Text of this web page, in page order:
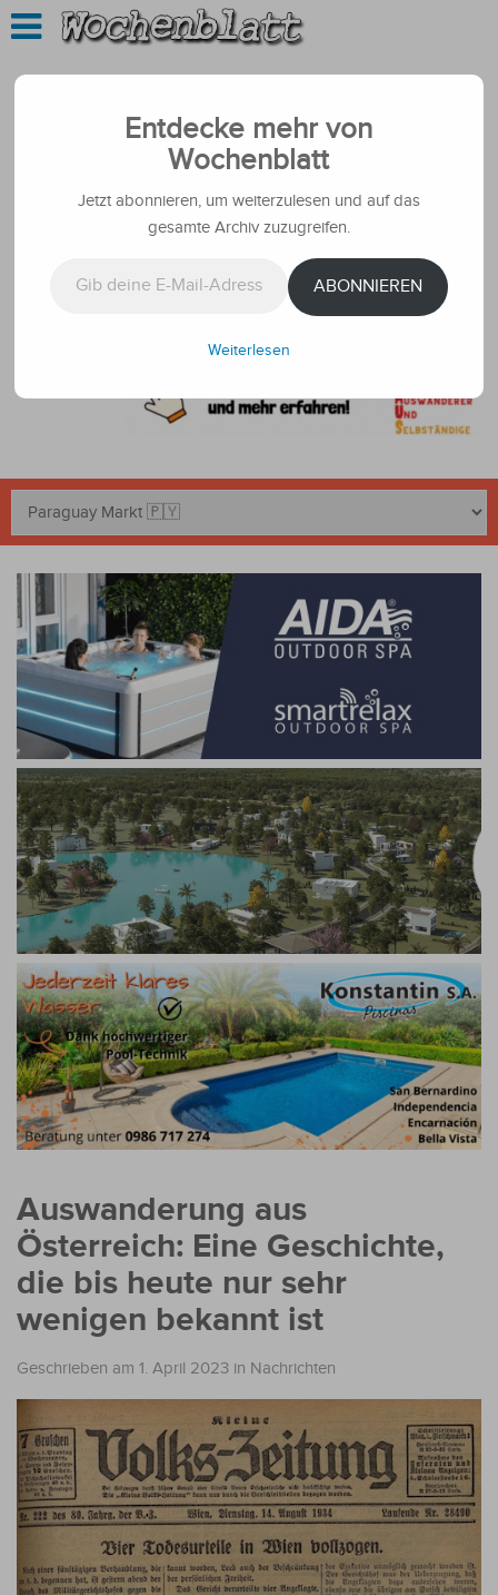
Auswanderung aus
Österreich: Eine Geschichte,
die bis heute nur sehr
wenigen bekannt ist
Geschrieben am 1. April 2023 in Nachrichten
Entdecke mehr von
Wochenblatt
Jetzt abonnieren, um weiterzulesen und auf das
gesamte Archiv zuzugreifen.
ABONNIEREN
Weiterlesen